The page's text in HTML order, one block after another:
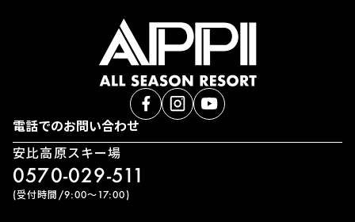
電話でのお問い合わせ
安比高原スキー場
0570-029-511
(受付時間/9:00〜17:00)